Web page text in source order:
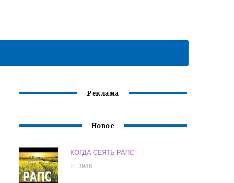
Реклама
Новое
КОГДА СЕЯТЬ РАПС
3986